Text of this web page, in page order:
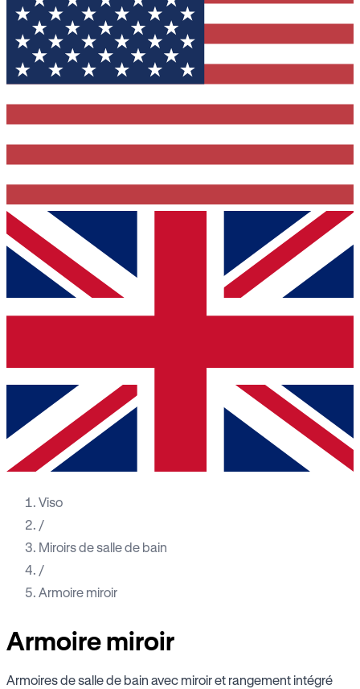
Viso
/
Miroirs de salle de bain
/
Armoire miroir
Armoire miroir
Armoires de salle de bain avec miroir et rangement intégré